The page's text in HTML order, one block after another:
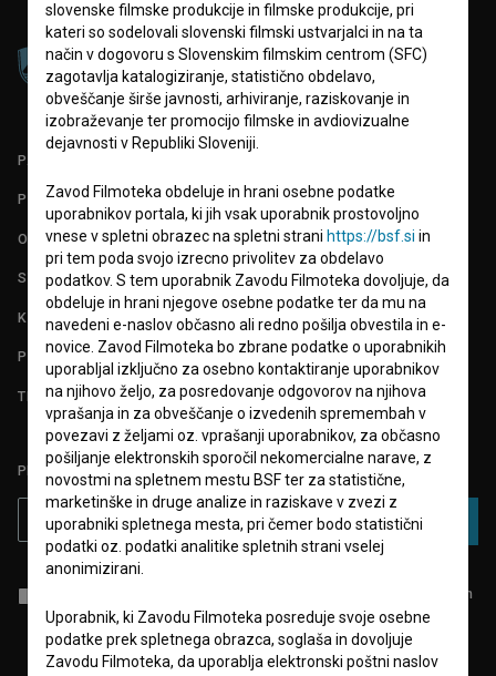
PARTNERJI
POGOJI UPORABE
O PROJEKTU
STATISTIKA
KONTAKT
POGOSTA VPRAŠANJA
TEST FUNKCIONALNOSTI
PRIJAVITE SE NA BSF NOVIČNIK:
PRIJAVA
za zbiranje, hrambo in
obdelavo osebnih podatkov.
slovenske filmske produkcije in filmske produkcije, pri
kateri so sodelovali slovenski filmski ustvarjalci in na ta
način v dogovoru s Slovenskim filmskim centrom (SFC)
zagotavlja katalogiziranje, statistično obdelavo,
obveščanje širše javnosti, arhiviranje, raziskovanje in
izobraževanje ter promocijo filmske in avdiovizualne
dejavnosti v Republiki Sloveniji.
Zavod Filmoteka obdeluje in hrani osebne podatke
uporabnikov portala, ki jih vsak uporabnik prostovoljno
vnese v spletni obrazec na spletni strani https://bsf.si in
pri tem poda svojo izrecno privolitev za obdelavo
podatkov. S tem uporabnik Zavodu Filmoteka dovoljuje, da
obdeluje in hrani njegove osebne podatke ter da mu na
navedeni e-naslov občasno ali redno pošilja obvestila in e-
novice. Zavod Filmoteka bo zbrane podatke o uporabnikih
uporabljal izključno za osebno kontaktiranje uporabnikov
na njihovo željo, za posredovanje odgovorov na njihova
vprašanja in za obveščanje o izvedenih spremembah v
povezavi z željami oz. vprašanji uporabnikov, za občasno
pošiljanje elektronskih sporočil nekomercialne narave, z
novostmi na spletnem mestu BSF ter za statistične,
marketinške in druge analize in raziskave v zvezi z
uporabniki spletnega mesta, pri čemer bodo statistični
podatki oz. podatki analitike spletnih strani vselej
anonimizirani.
Uporabnik, ki Zavodu Filmoteka posreduje svoje osebne
podatke prek spletnega obrazca, soglaša in dovoljuje
Zavodu Filmoteka, da uporablja elektronski poštni naslov